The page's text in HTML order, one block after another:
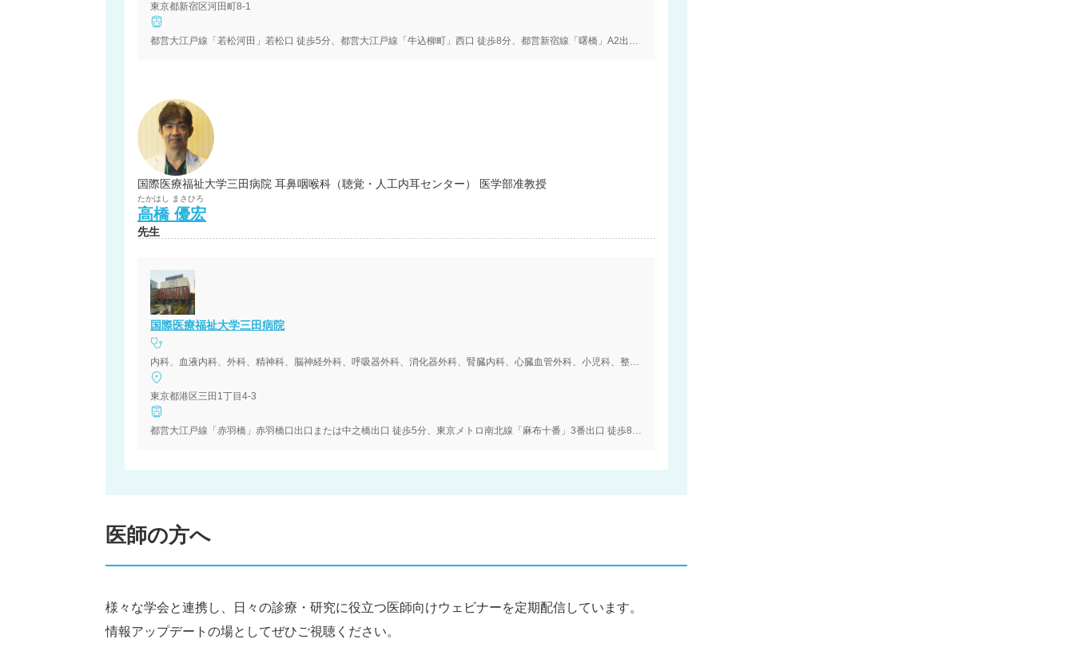
東京都新宿区河田町8-1
都営大江戸線「若松河田」若松口 徒歩5分、都営大江戸線「牛込柳町」西口 徒歩8分、都営新宿線「曙橋」A2出口 徒歩12分
国際医療福祉大学三田病院 耳鼻咽喉科（聴覚・人工内耳センター） 医学部准教授
たかはし まさひろ
高橋 優宏
先生
国際医療福祉大学三田病院
内科、血液内科、外科、精神科、脳神経外科、呼吸器外科、消化器外科、腎臓内科、心臓血管外科、小児科、整形外科、形成外科、皮膚科、泌尿器科、婦人科、眼科、耳鼻咽喉科、リハビリテーション科、歯
東京都港区三田1丁目4-3
都営大江戸線「赤羽橋」赤羽橋口出口または中之橋出口 徒歩5分、東京メトロ南北線「麻布十番」3番出口 徒歩8分、都営三田線「芝公園」A2番出口 徒歩10分、JR山手線「田町」三田口出口 車5分 徒歩20分
医師の方へ
様々な学会と連携し、日々の診療・研究に役立つ医師向けウェビナーを定期配信しています。
情報アップデートの場としてぜひご視聴ください。